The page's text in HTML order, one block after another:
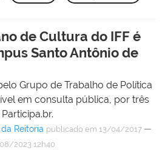
de Cultura do IFF é
Santo Antônio de
Grupo de Trabalho de Política
em consulta pública, por três
Reitoria publicado em 13/04/2017 —
2023 12h40